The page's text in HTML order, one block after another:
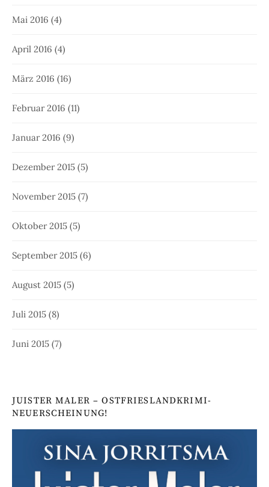
Mai 2016 (4)
April 2016 (4)
März 2016 (16)
Februar 2016 (11)
Januar 2016 (9)
Dezember 2015 (5)
November 2015 (7)
Oktober 2015 (5)
September 2015 (6)
August 2015 (5)
Juli 2015 (8)
Juni 2015 (7)
JUISTER MALER – OSTFRIESLANDKRIMI-
NEUERSCHEINUNG!